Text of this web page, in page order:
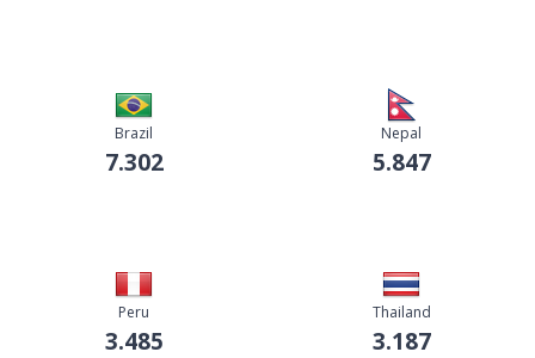
Brazil
7.302
Nepal
5.847
Peru
3.485
Thailand
3.187